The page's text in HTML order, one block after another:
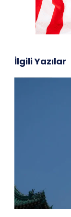
İlgili Yazılar